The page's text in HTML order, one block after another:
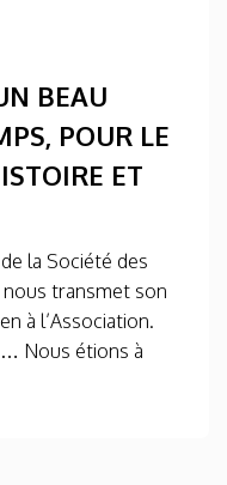
BEAU
POUR LE
ET
la Société des
nous transmet son
à l’Association.
Nous étions à